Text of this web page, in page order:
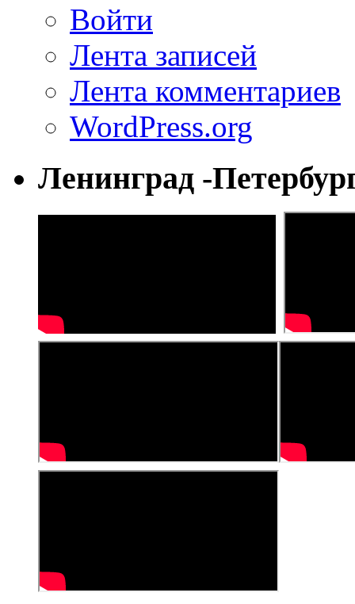
Войти
Лента записей
Лента комментариев
WordPress.org
Ленинград -